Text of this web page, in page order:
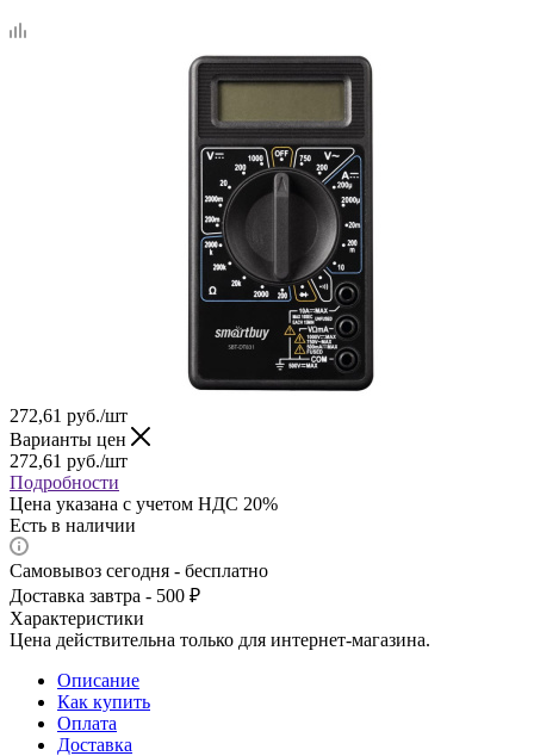
272,61 руб./шт
Варианты цен
272,61 руб./шт
Подробности
Цена указана с учетом НДС 20%
Есть в наличии
Самовывоз сегодня - бесплатно
Доставка завтра - 500 ₽
Характеристики
Цена действительна только для интернет-магазина.
Описание
Как купить
Оплата
Доставка